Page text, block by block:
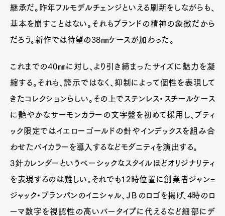
ProductCultureLifestyle
Official Columnist
About
Pen Meet
Pen international Pen tw
継承だ。昨年フルモデルチェンジといえる刷新をしながらも、
基本を崩すことはない。それもブランドの精神の象徴だから
だろう。新作では待望の38㎜ケースが加わった。
これまでの40㎜に対し、より引き締まったサイズに魅力を凝
縮する。それも、誇示ではなく、抑制によって個性を表現して
きたコレクションらしい。その上でステンレス・スチールケース
に艶やかなサーモンカラーの文字盤を初めて採用し、ブティ
ック限定ではイエローゴールドの針やインデックスを組み合
わせたバイカラーを導入するなどモダニティを演出する。
3針カレンダーというベーシックなスタイルほどオリジナリティ
を表現するのは難しい。それでも12時位置に創業者ジャン=
ジャック・ブランパンのイニシャル、ＪＢのロゴを掲げ、4時のロ
ーマ数字を視認性の高いバータイプに代えるなど細部にデ